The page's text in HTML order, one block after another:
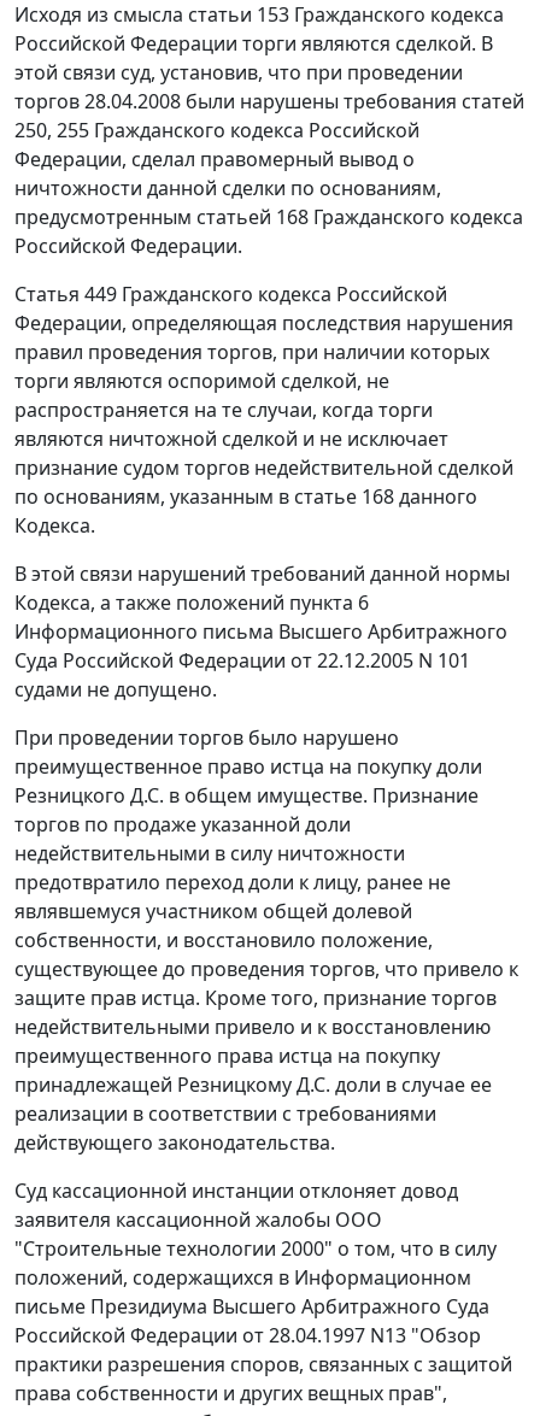
Исходя из смысла статьи 153 Гражданского кодекса
Российской Федерации торги являются сделкой. В
этой связи суд, установив, что при проведении
торгов 28.04.2008 были нарушены требования статей
250, 255 Гражданского кодекса Российской
Федерации, сделал правомерный вывод о
ничтожности данной сделки по основаниям,
предусмотренным статьей 168 Гражданского кодекса
Российской Федерации.
Статья 449 Гражданского кодекса Российской
Федерации, определяющая последствия нарушения
правил проведения торгов, при наличии которых
торги являются оспоримой сделкой, не
распространяется на те случаи, когда торги
являются ничтожной сделкой и не исключает
признание судом торгов недействительной сделкой
по основаниям, указанным в статье 168данного
Кодекса.
В этой связи нарушений требований данной нормы
Кодекса, а также положений пункта 6
Информационного письма Высшего Арбитражного
Суда Российской Федерации от 22.12.2005 N 101
судами не допущено.
При проведении торгов было нарушено
преимущественное право истца на покупку доли
Резницкого Д.С. в общем имуществе. Признание
торгов по продаже указанной доли
недействительными в силу ничтожности
предотвратило переход доли к лицу, ранее не
являвшемуся участником общей долевой
собственности, и восстановило положение,
существующее до проведения торгов, что привело к
защите прав истца. Кроме того, признание торгов
недействительными привело и к восстановлению
преимущественного права истца на покупку
принадлежащей Резницкому Д.С. доли в случае ее
реализации в соответствии с требованиями
действующего законодательства.
Суд кассационной инстанции отклоняет довод
заявителя кассационной жалобы ООО
"Строительные технологии 2000" о том, что в силу
положений, содержащихся в Информационном
письме Президиума Высшего Арбитражного Суда
Российской Федерации от 28.04.1997 N13 "Обзор
практики разрешения споров, связанных с защитой
права собственности и других вещных прав",